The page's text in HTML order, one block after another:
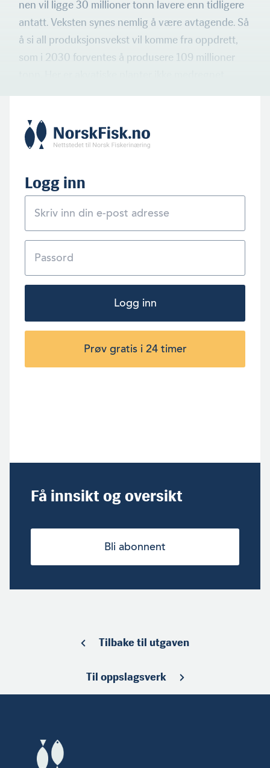
nen vil ligge 30 millioner tonn lavere enn tidligere
antatt. Veksten synes nemlig å være avtagende. Så
å si all produksjons­vekst vil komme fra oppdrett,
som i 2030 forventes å produsere 109 millioner
Logg inn
Logg inn
Prøv gratis i 24 timer
Få innsikt og oversikt
Bli abonnent
Tilbake til utgaven
Til oppslagsverk